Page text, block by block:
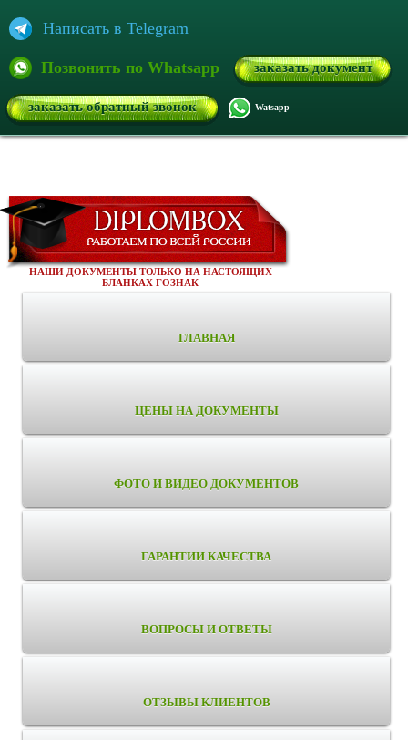
Написать в Telegram
Позвонить по Whatsapp заказать документ
заказать обратный звонок Watsapp
НАШИ ДОКУМЕНТЫ ТОЛЬКО НА НАСТОЯЩИХ
БЛАНКАХ ГОЗНАК
ГЛАВНАЯ
ЦЕНЫ НА ДОКУМЕНТЫ
ФОТО И ВИДЕО ДОКУМЕНТОВ
ГАРАНТИИ КАЧЕСТВА
ВОПРОСЫ И ОТВЕТЫ
ОТЗЫВЫ КЛИЕНТОВ